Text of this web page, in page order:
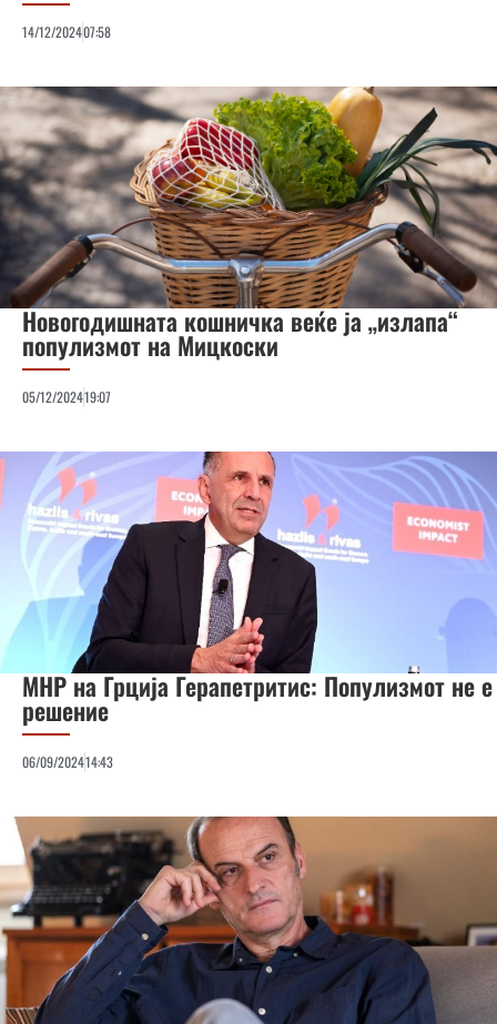
14/12/202407:58
Новогодишната кошничка веќе ја „излапа“
популизмот на Мицкоски
05/12/202419:07
МНР на Грција Герапетритис: Популизмот не е
решение
06/09/202414:43